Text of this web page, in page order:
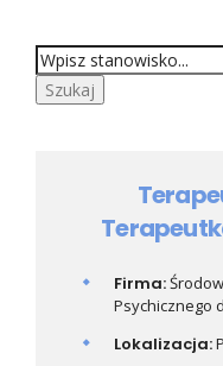
Firma:
Psychicznego
Lokalizacja: